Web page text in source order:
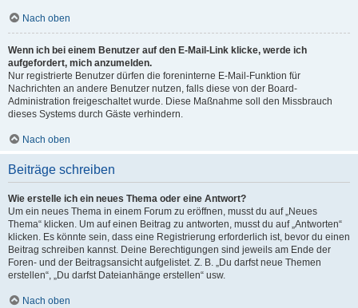
Nach oben
Wenn ich bei einem Benutzer auf den E-Mail-Link klicke, werde ich
aufgefordert, mich anzumelden.
Nur registrierte Benutzer dürfen die foreninterne E-Mail-Funktion für
Nachrichten an andere Benutzer nutzen, falls diese von der Board-
Administration freigeschaltet wurde. Diese Maßnahme soll den Missbrauch
dieses Systems durch Gäste verhindern.
Nach oben
Beiträge schreiben
Wie erstelle ich ein neues Thema oder eine Antwort?
Um ein neues Thema in einem Forum zu eröffnen, musst du auf „Neues
Thema“ klicken. Um auf einen Beitrag zu antworten, musst du auf „Antworten“
klicken. Es könnte sein, dass eine Registrierung erforderlich ist, bevor du einen
Beitrag schreiben kannst. Deine Berechtigungen sind jeweils am Ende der
Foren- und der Beitragsansicht aufgelistet. Z. B. „Du darfst neue Themen
erstellen“, „Du darfst Dateianhänge erstellen“ usw.
Nach oben